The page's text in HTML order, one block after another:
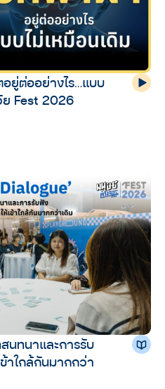
ยู่ต่ออย่างไร…แบบ
ย Fest 2026
นทนาและการรับ
าใกล้กันมากกว่า